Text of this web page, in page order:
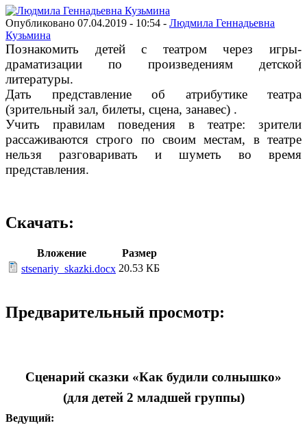
Опубликовано 07.04.2019 - 10:54 - Людмила Геннадьевна
Кузьмина
Познакомить детей с театром через игры-
драматизации по произведениям детской
литературы.
Дать представление об атрибутике театра
(зрительный зал, билеты, сцена, занавес) .
Учить правилам поведения в театре: зрители
рассаживаются строго по своим местам, в театре
нельзя разговаривать и шуметь во время
представления.
Скачать:
Вложение
Размер
stsenariy_skazki.docx 20.53 КБ
Предварительный просмотр:
Сценарий сказки «Как будили солнышко»
(для детей 2 младшей группы)
Ведущий: